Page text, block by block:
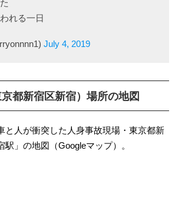
れる一日
July 4, 2019
都新宿区新宿）場所の地図
と人が衝突した人身事故現場・東京都新
」の地図（Googleマップ）。